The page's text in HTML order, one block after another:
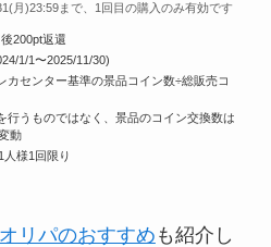
月)23:59まで、1回目の購入のみ有効です
200pt返還
1/1〜2025/11/30)
センター基準の景品コイン数÷総販売コ
うものではなく、景品のコイン交換数は
動
様1回限り
リパのおすすめも紹介し